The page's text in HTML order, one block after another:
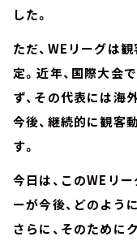
した。
ただ、WEリーグは
定。近年、国際大会
ず、その代表には海
今後、継続的に観客
す。
今日は、このWEリ
ーが今後、どのよう
さらに、そのために